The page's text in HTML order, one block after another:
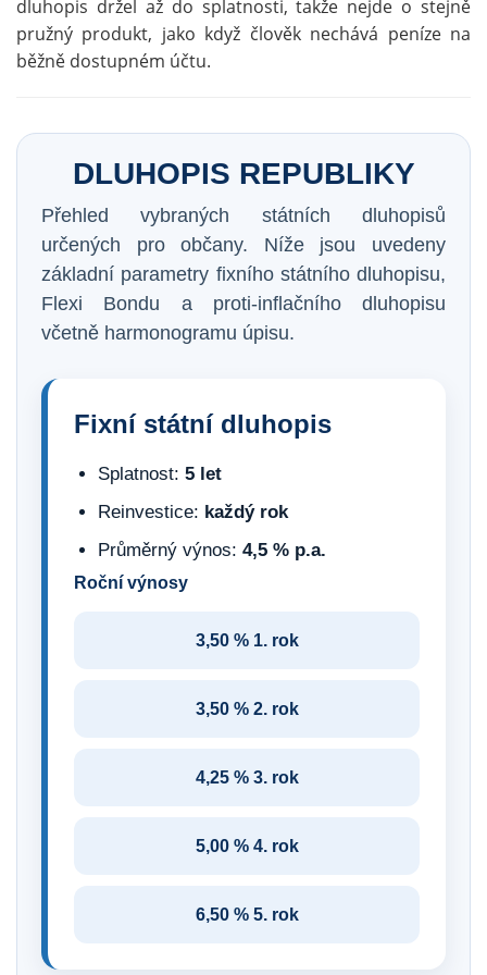
dluhopis držel až do splatnosti, takže nejde o stejně
pružný produkt, jako když člověk nechává peníze na
běžně dostupném účtu.
DLUHOPIS REPUBLIKY
Přehled vybraných státních dluhopisů
určených pro občany. Níže jsou uvedeny
základní parametry fixního státního dluhopisu,
Flexi Bondu a proti-inflačního dluhopisu
včetně harmonogramu úpisu.
Fixní státní dluhopis
Splatnost: 5 let
Reinvestice: každý rok
Průměrný výnos: 4,5 % p.a.
Roční výnosy
3,50 % 1. rok
3,50 % 2. rok
4,25 % 3. rok
5,00 % 4. rok
6,50 % 5. rok